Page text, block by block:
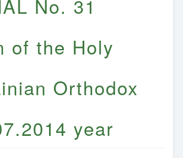
No. 31
of the Holy
Orthodox
year